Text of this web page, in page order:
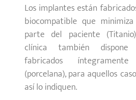
Los implantes están
biocompatible que
parte del paciente
clínica también
fabricados
(porcelana), para aquellos
así lo indiquen.